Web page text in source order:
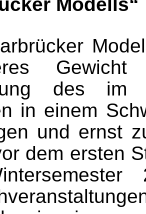
des im
in einem
und ernst
dem ersten